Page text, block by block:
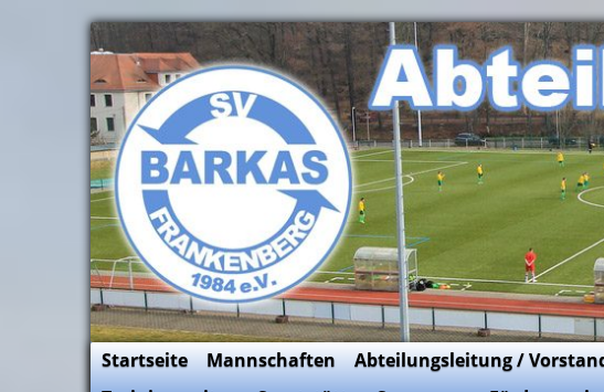
SV Barkas Abt. Fussball
Startseite Mannschaften Abteilungsleitung /